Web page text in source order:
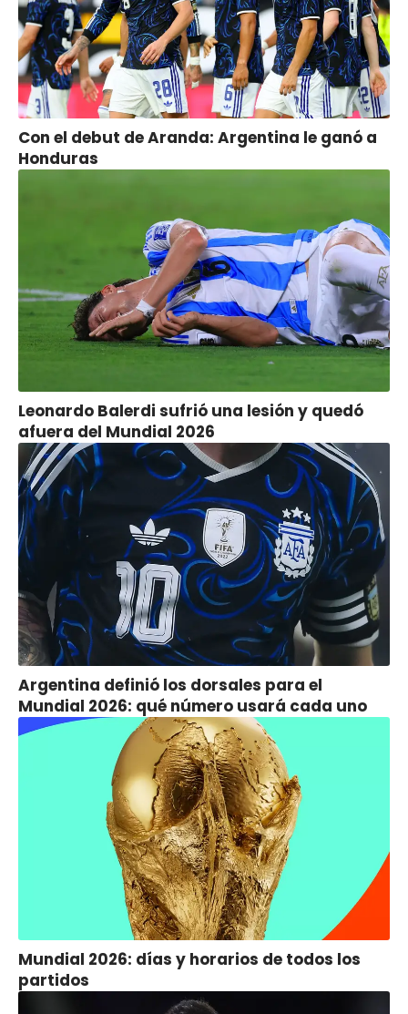
Con el debut de Aranda: Argentina le ganó a
Honduras
Leonardo Balerdi sufrió una lesión y quedó
afuera del Mundial 2026
Argentina definió los dorsales para el
Mundial 2026: qué número usará cada uno
Mundial 2026: días y horarios de todos los
partidos